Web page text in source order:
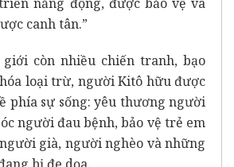
canh tân.”
còn nhiều chiến tranh, bạo
loại trừ, người Kitô hữu được
phía sự sống: yêu thương người
người đau bệnh, bảo vệ trẻ em
già, người nghèo và những